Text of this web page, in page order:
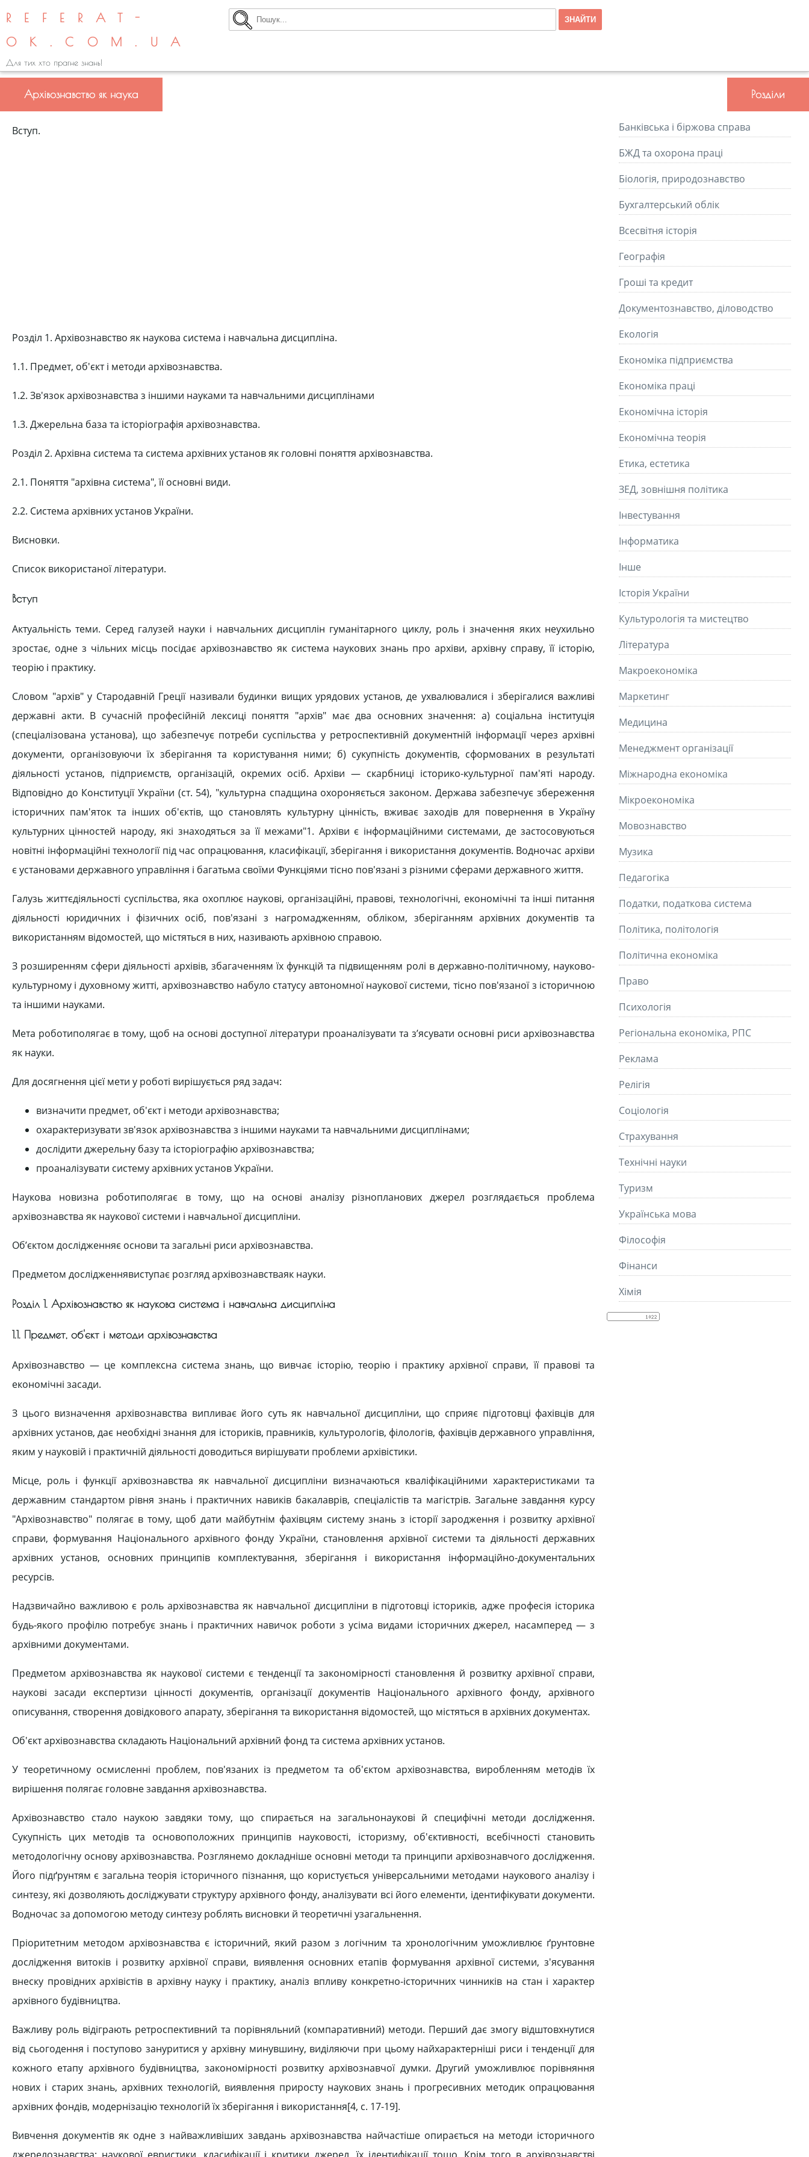
REFERAT-
OK.COM.UA
Для тих хто прагне знань!
Архівознавство як наука
Вступ.
Розділ 1. Архівознавство як наукова система і навчальна дисципліна.
1.1. Предмет, об'єкт і методи архівознавства.
1.2. Зв'язок архівознавства з іншими науками та навчальними дисциплінами
1.3. Джерельна база та історіографія архівознавства.
Розділ 2. Архівна система та система архівних установ як головні поняття архівознавства.
2.1. Поняття "архівна система", її основні види.
2.2. Система архівних установ України.
Висновки.
Список використаної літератури.
Вступ
Актуальність теми. Серед галузей науки і навчальних дисциплін гуманітарного циклу, роль і значення яких неухильно
зростає, одне з чільних місць посідає архівознавство як система наукових знань про архіви, архівну справу, її історію,
теорію і практику.
Словом "архів" у Стародавній Греції називали будинки вищих урядових установ, де ухвалювалися і зберігалися важливі
державні акти. В сучасній професійній лексиці поняття "архів" має два основних значення: а) соціальна інституція
(спеціалізована установа), що забезпечує потреби суспільства у ретроспективній документній інформації через архівні
документи, організовуючи їх зберігання та користування ними; б) сукупність документів, сформованих в результаті
діяльності установ, підприємств, організацій, окремих осіб. Архіви — скарбниці історико-культурної пам'яті народу.
Відповідно до Конституції України (ст. 54), "культурна спадщина охороняється законом. Держава забезпечує збереження
історичних пам'яток та інших об'єктів, що становлять культурну цінність, вживає заходів для повернення в Україну
культурних цінностей народу, які знаходяться за її межами"1. Архіви є інформаційними системами, де застосовуються
новітні інформаційні технології під час опрацювання, класифікації, зберігання і використання документів. Водночас архіви
є установами державного управління і багатьма своїми Функціями тісно пов'язані з різними сферами державного життя.
Галузь життєдіяльності суспільства, яка охоплює наукові, організаційні, правові, технологічні, економічні та інші питання
діяльності юридичних і фізичних осіб, пов'язані з нагромадженням, обліком, зберіганням архівних документів та
використанням відомостей, що містяться в них, називають архівною справою.
З розширенням сфери діяльності архівів, збагаченням їх функцій та підвищенням ролі в державно-політичному, науково-
культурному і духовному житті, архівознавство набуло статусу автономної наукової системи, тісно пов'язаної з історичною
та іншими науками.
Мета роботиполягає в тому, щоб на основі доступної літератури проаналізувати та з’ясувати основні риси архівознавства
як науки.
Для досягнення цієї мети у роботі вирішується ряд задач:
визначити предмет, об'єкт і методи архівознавства;
охарактеризувати зв'язок архівознавства з іншими науками та навчальними дисциплінами;
дослідити джерельну базу та історіографію архівознавства;
проаналізувати систему архівних установ України.
Наукова новизна роботиполягає в тому, що на основі аналізу різнопланових джерел розглядається проблема
архівознавства як наукової системи і навчальної дисципліни.
Об’єктом дослідженняє основи та загальні риси архівознавства.
Предметом дослідженнявиступає розгляд архівознавстваяк науки.
Розділ 1. Архівознавство як наукова система і навчальна дисципліна
1.1. Предмет, об'єкт і методи архівознавства
Архівознавство — це комплексна система знань, що вивчає історію, теорію і практику архівної справи, її правові та
економічні засади.
З цього визначення архівознавства випливає його суть як навчальної дисципліни, що сприяє підготовці фахівців для
архівних установ, дає необхідні знання для істориків, правників, культурологів, філологів, фахівців державного управління,
яким у науковій і практичній діяльності доводиться вирішувати проблеми архівістики.
Місце, роль і функції архівознавства як навчальної дисципліни визначаються кваліфікаційними характеристиками та
державним стандартом рівня знань і практичних навиків бакалаврів, спеціалістів та магістрів. Загальне завдання курсу
"Архівознавство" полягає в тому, щоб дати майбутнім фахівцям систему знань з історії зародження і розвитку архівної
справи, формування Національного архівного фонду України, становлення архівної системи та діяльності державних
архівних установ, основних принципів комплектування, зберігання і використання інформаційно-документальних
ресурсів.
Надзвичайно важливою є роль архівознавства як навчальної дисципліни в підготовці істориків, адже професія історика
будь-якого профілю потребує знань і практичних навичок роботи з усіма видами історичних джерел, насамперед — з
архівними документами.
Предметом архівознавства як наукової системи є тенденції та закономірності становлення й розвитку архівної справи,
наукові засади експертизи цінності документів, організації документів Національного архівного фонду, архівного
описування, створення довідкового апарату, зберігання та використання відомостей, що містяться в архівних документах.
Об'єкт архівознавства складають Національний архівний фонд та система архівних установ.
У теоретичному осмисленні проблем, пов'язаних із предметом та об'єктом архівознавства, виробленням методів їх
вирішення полягає головне завдання архівознавства.
Архівознавство стало наукою завдяки тому, що спирається на загальнонаукові й специфічні методи дослідження.
Сукупність цих методів та основоположних принципів науковості, історизму, об'єктивності, всебічності становить
методологічну основу архівознавства. Розглянемо докладніше основні методи та принципи архівознавчого дослідження.
Його підґрунтям є загальна теорія історичного пізнання, що користується універсальними методами наукового аналізу і
синтезу, які дозволяють досліджувати структуру архівного фонду, аналізувати всі його елементи, ідентифікувати документи.
Водночас за допомогою методу синтезу роблять висновки й теоретичні узагальнення.
Пріоритетним методом архівознавства є історичний, який разом з логічним та хронологічним уможливлює ґрунтовне
дослідження витоків і розвитку архівної справи, виявлення основних етапів формування архівної системи, з'ясування
внеску провідних архівістів в архівну науку і практику, аналіз впливу конкретно-історичних чинників на стан і характер
архівного будівництва.
Важливу роль відіграють ретроспективний та порівняльний (компаративний) методи. Перший дає змогу відштовхнутися
від сьогодення і поступово зануритися у архівну минувшину, виділяючи при цьому найхарактерніші риси і тенденції для
кожного етапу архівного будівництва, закономірності розвитку архівознавчої думки. Другий уможливлює порівняння
нових і старих знань, архівних технологій, виявлення приросту наукових знань і прогресивних методик опрацювання
архівних фондів, модернізацію технологій їх зберігання і використання[4, c. 17-19].
Вивчення документів як одне з найважливіших завдань архівознавства найчастіше опирається на методи історичного
Розділи
Банківська і біржова справа
БЖД та охорона праці
Біологія, природознавство
Бухгалтерський облік
Всесвітня історія
Географія
Гроші та кредит
Документознавство, діловодство
Екологія
Економіка підприємства
Економіка праці
Економічна історія
Економічна теорія
Етика, естетика
ЗЕД, зовнішня політика
Інвестування
Інформатика
Інше
Історія України
Культурологія та мистецтво
Літературa
Макроекономіка
Маркетинг
Медицина
Менеджмент організації
Міжнародна економіка
Мікроекономіка
Мовознавство
Музика
Педагогіка
Податки, податкова система
Політика, політологія
Політична економіка
Право
Психологія
Регіональна економіка, РПС
Реклама
Релігія
Соціологія
Страхування
Технічні науки
Туризм
Українська мова
Філософія
Фінанси
Хімія